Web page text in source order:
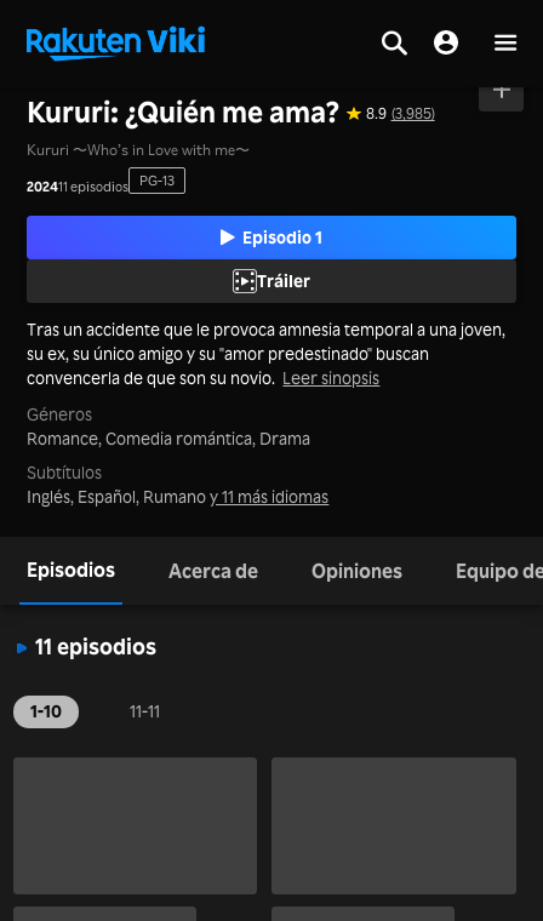
Kururi: ¿Quién me ama? 8.9 (3,985)
Kururi 〜Who’s in Love with me〜
202411 episodios PG-13
Episodio 1
Tráiler
Tras un accidente que le provoca amnesia temporal a una joven,
su ex, su único amigo y su "amor predestinado" buscan
convencerla de que son su novio. Leer sinopsis
Géneros
Romance,Comedia romántica, Drama
Subtítulos
Inglés, Español, Rumanoy 11 más idiomas
Episodios Acerca de Opiniones Equipo
11 episodios
1-10 11-11